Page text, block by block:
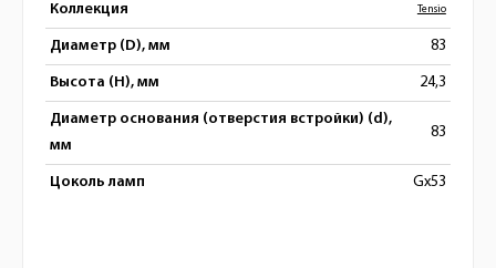
Коллекция Tensio
Диаметр (D), мм 83
Высота (H), мм 24,3
Диаметр основания (отверстия встройки) (d),
мм
83
Цоколь ламп Gx53